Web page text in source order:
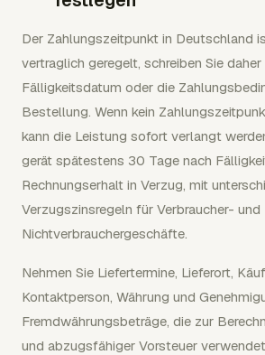
Der Zahlungszeitpunkt in Deutschland
vertraglich geregelt, schreiben Sie daher
Fälligkeitsdatum oder die
Bestellung. Wenn kein
kann die Leistung sofort verlangt
gerät spätestens 30 Tage nach
Rechnungserhalt in Verzug, mit
Verzugszinsregeln für Verbraucher- und
Nichtverbrauchergeschäfte.
Nehmen Sie Liefertermine, Lieferort,
Kontaktperson, Währung und
Fremdwährungsbeträge, die zur
und abzugsfähiger Vorsteuer